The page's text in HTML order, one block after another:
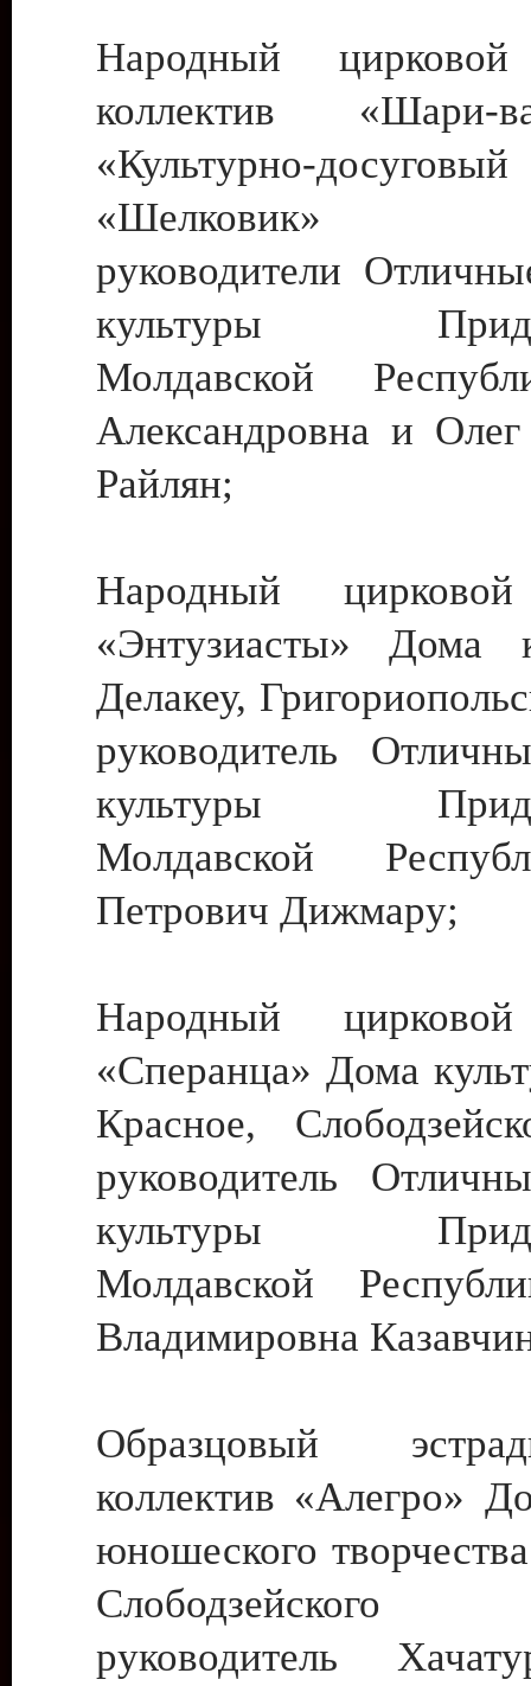
Народный цирковой
коллектив
«Культурно-
«Шелковик»
руководители
культуры
Молдавской
Александровна и
Райлян;
Народный цирковой
«Энтузиасты» Дома
Делакеу,
руководитель
культуры
Молдавской
Петрович Дижмару;
Народный цирковой
«Сперанца» Дома
Красное,
руководитель
культуры
Молдавской
Владимировна
Образцовый
коллектив «Алегро»
юношеского
руководитель